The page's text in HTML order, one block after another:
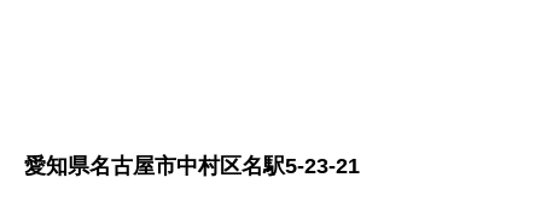
愛知県名古屋市中村区名駅5-23-21